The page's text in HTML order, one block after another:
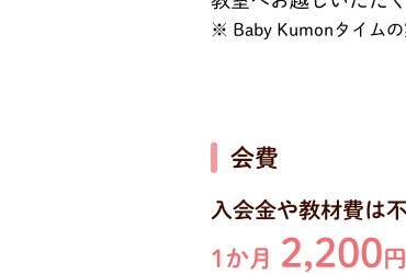
Baby Kumonタイム
会費
入会金や教材費は
1か月 2,200